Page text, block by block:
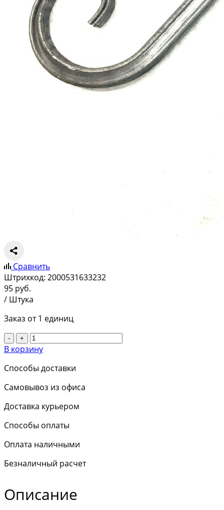
Сравнить
Штрихкод: 2000531633232
95 руб.
/ Штука
Заказ от 1 единиц
- +
В корзину
Способы доставки
Самовывоз из офиса
Доставка курьером
Способы оплаты
Оплата наличными
Безналичный расчет
Описание